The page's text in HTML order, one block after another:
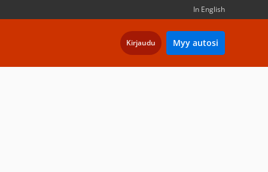
In English
Kirjaudu Myy autosi